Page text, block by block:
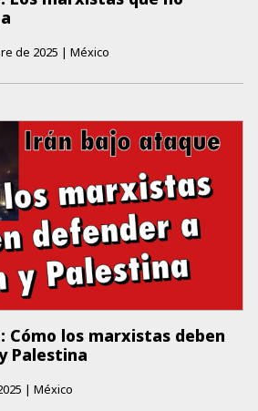
de 2025 | México
Cómo los marxistas deben
Palestina
| México